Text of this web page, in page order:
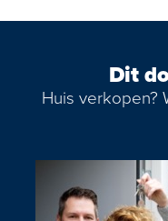
Dit
Huis verkopen?